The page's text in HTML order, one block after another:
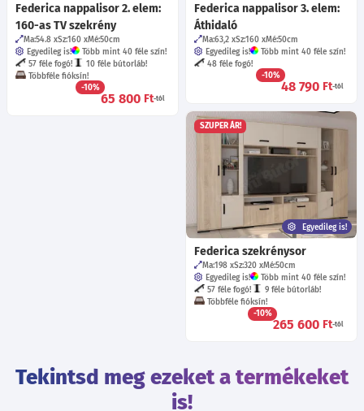
Federica nappalisor 2. elem:
160-as TV szekrény
Ma:54.8 Sz:160 Mé:50cm
Egyedileg is!
Több mint 40 féle szín!
57 féle fogó!
10 féle bútorláb!
Többféle fióksín!
-10%
65 800 Ft-tól
Federica nappalisor 3. elem:
Áthidaló
Ma:63,2 Sz:160 Mé:50cm
Egyedileg is!
Több mint 40 féle szín!
48 féle fogó!
-10%
48 790 Ft-tól
SZUPER ÁR!
Egyedileg is!
Federica szekrénysor
Ma:198 Sz:320 Mé:50cm
Egyedileg is!
Több mint 40 féle szín!
57 féle fogó!
9 féle bútorláb!
Többféle fióksín!
-10%
265 600 Ft-tól
Tekintsd meg ezeket a termékeket
is!